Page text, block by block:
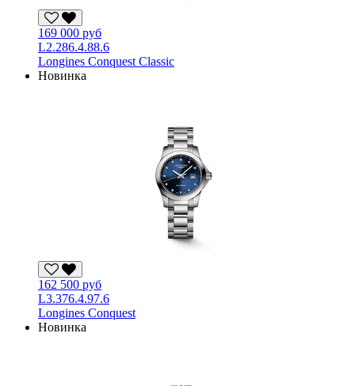
169 000 руб
L2.286.4.88.6
Longines Conquest Classic
Новинка
162 500 руб
L3.376.4.97.6
Longines Conquest
Новинка